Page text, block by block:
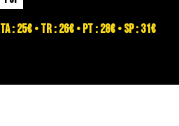
TA : 25€ • TR : 26€ • PT : 28€ • SP : 31€